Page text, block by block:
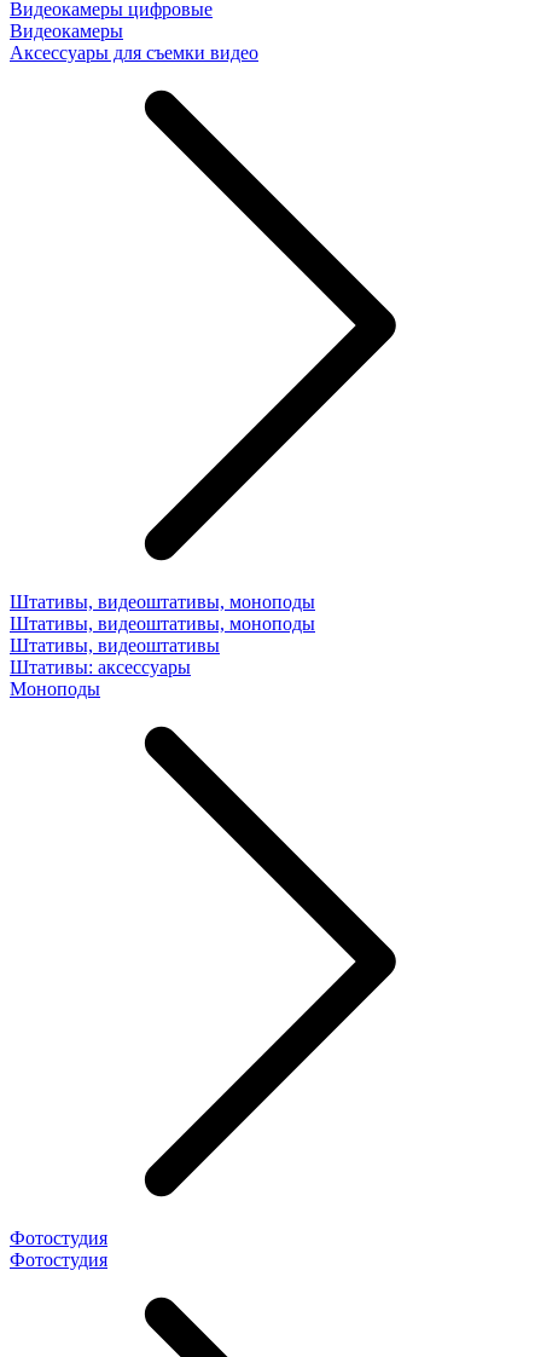
Видеокамеры цифровые
Видеокамеры
Аксессуары для съемки видео
Штативы, видеоштативы, моноподы
Штативы, видеоштативы, моноподы
Штативы, видеоштативы
Штативы: аксессуары
Моноподы
Фотостудия
Фотостудия